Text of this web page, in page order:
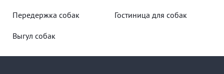
Передержка собак Гостиница для собак
Выгул собак